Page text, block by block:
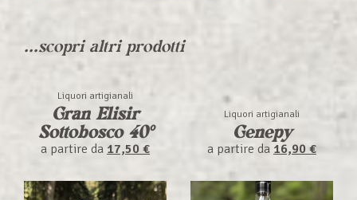
...scopri altri prodotti
Liquori artigianali
Gran Elisir
Sottobosco 40°
a partire da 17,50 €
Liquori artigianali
Genepy
a partire da 16,90 €